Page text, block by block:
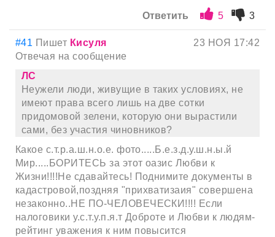
Ответить 5 3
#41 Пишет Кисуля
23 НОЯ 17:42
Отвечая на сообщение
ЛС
Неужели люди, живущие в таких условиях, не
имеют права всего лишь на две сотки
придомовой зелени, которую они вырастили
сами, без участия чиновников?
Какое с.т.р.а.ш.н.о.е. фото.....Б.е.з.д.у.ш.н.ы.й
Мир.....БОРИТЕСЬ за этот оазис Любви к
Жизни!!!!Не сдавайтесь! Поднимите документы в
кадастровой,поздняя "прихватизаия" совершена
незаконно..НЕ ПО-ЧЕЛОВЕЧЕСКИ!!!! Если
налоговики у.с.т.у.п.я.т Доброте и Любви к людям-
рейтинг уважения к ним повысится